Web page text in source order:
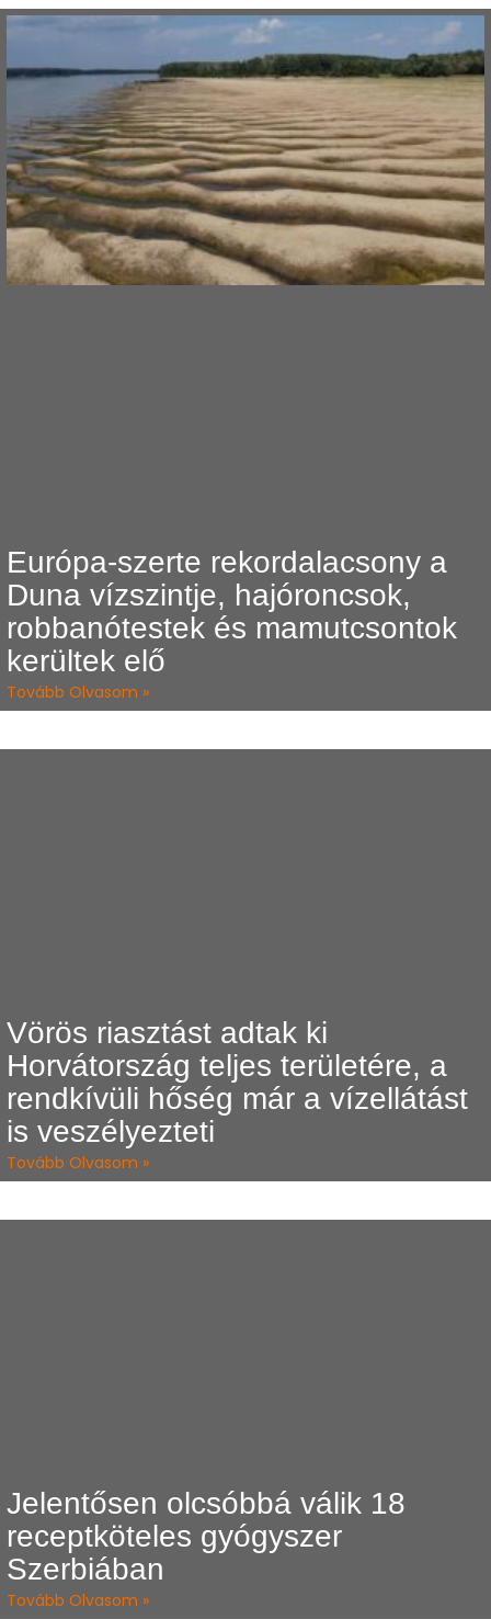
Európa-szerte rekordalacsony a
Duna vízszintje, hajóroncsok,
robbanótestek és mamutcsontok
kerültek elő
Tovább Olvasom »
Vörös riasztást adtak ki
Horvátország teljes területére, a
rendkívüli hőség már a vízellátást
is veszélyezteti
Tovább Olvasom »
Jelentősen olcsóbbá válik 18
receptköteles gyógyszer
Szerbiában
Tovább Olvasom »